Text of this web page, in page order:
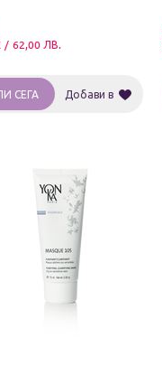
/ 62,00 ЛВ.
СЕГА Добави в